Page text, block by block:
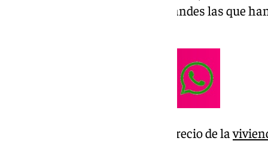
capitales y las ciudades más grandes las que
En términos comparativos, el precio de la